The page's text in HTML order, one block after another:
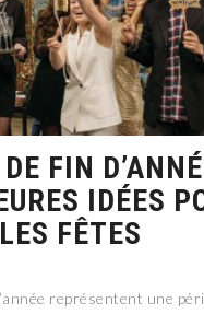
FIN
IDÉES
FÊTES
représentent une